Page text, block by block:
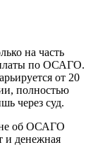
на часть
по ОСАГО.
от 20
полностью
через суд.
об ОСАГО
и денежная